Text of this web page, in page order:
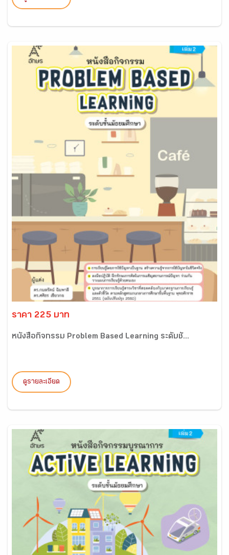
ราคา 225 บาท
หนังสือกิจกรรม Problem Based Learning ระดับชั...
ดูรายละเอียด